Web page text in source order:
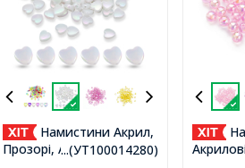
...(УТ100014280)
Намистини Акрил,
Прозорі, АВ колір,